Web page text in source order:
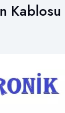
Kablosu